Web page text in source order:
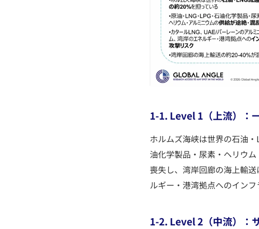
1-1. Level 1（上流）：
ホルムズ海峡は世界の石油
油化学製品・尿素・ヘリウ
喪失し、湾岸回廊の海上輸
ルギー・港湾拠点へのイン
1-2. Level 2（中流）：